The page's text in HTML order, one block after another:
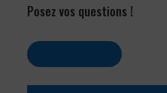
Posez vos questions !